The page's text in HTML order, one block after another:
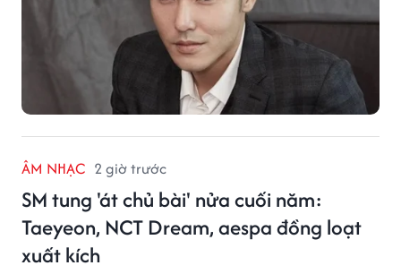
ÂM NHẠC 2 giờ trước
SM tung 'át chủ bài' nửa cuối năm:
Taeyeon, NCT Dream, aespa đồng loạt
xuất kích